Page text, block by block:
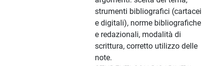
strumenti bibliografici (cartacei
e digitali), norme bibliografiche
e redazionali, modalità di
scrittura, corretto utilizzo delle
note.